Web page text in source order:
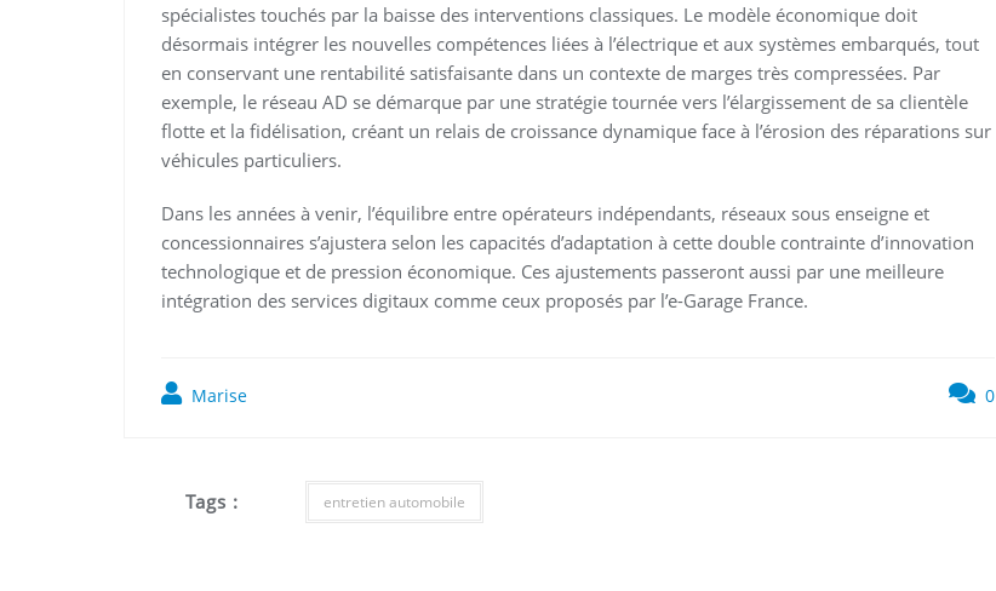
spécialistes touchés par la baisse des interventions classiques. Le modèle économique doit
désormais intégrer les nouvelles compétences liées à l’électrique et aux systèmes embarqués, tout
en conservant une rentabilité satisfaisante dans un contexte de marges très compressées. Par
exemple, le réseau AD se démarque par une stratégie tournée vers l’élargissement de sa clientèle
flotte et la fidélisation, créant un relais de croissance dynamique face à l’érosion des réparations sur
véhicules particuliers.
Dans les années à venir, l’équilibre entre opérateurs indépendants, réseaux sous enseigne et
concessionnaires s’ajustera selon les capacités d’adaptation à cette double contrainte d’innovation
technologique et de pression économique. Ces ajustements passeront aussi par une meilleure
intégration des services digitaux comme ceux proposés par l’e-Garage France.
Marise 0
Tags : entretien automobile